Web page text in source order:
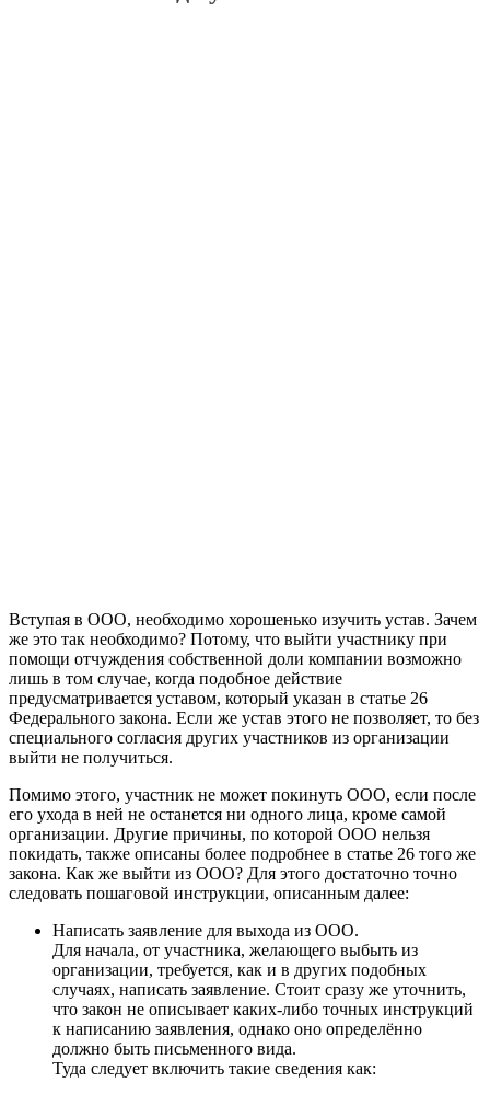
Вступая в ООО, необходимо хорошенько изучить устав. Зачем
же это так необходимо? Потому, что выйти участнику при
помощи отчуждения собственной доли компании возможно
лишь в том случае, когда подобное действие
предусматривается уставом, который указан в статье 26
Федерального закона. Если же устав этого не позволяет, то без
специального согласия других участников из организации
выйти не получиться.
Помимо этого, участник не может покинуть ООО, если после
его ухода в ней не останется ни одного лица, кроме самой
организации. Другие причины, по которой ООО нельзя
покидать, также описаны более подробнее в статье 26 того же
закона. Как же выйти из ООО? Для этого достаточно точно
следовать пошаговой инструкции, описанным далее:
Написать заявление для выхода из ООО.
Для начала, от участника, желающего выбыть из
организации, требуется, как и в других подобных
случаях, написать заявление. Стоит сразу же уточнить,
что закон не описывает каких-либо точных инструкций
к написанию заявления, однако оно определённо
должно быть письменного вида.
Туда следует включить такие сведения как: